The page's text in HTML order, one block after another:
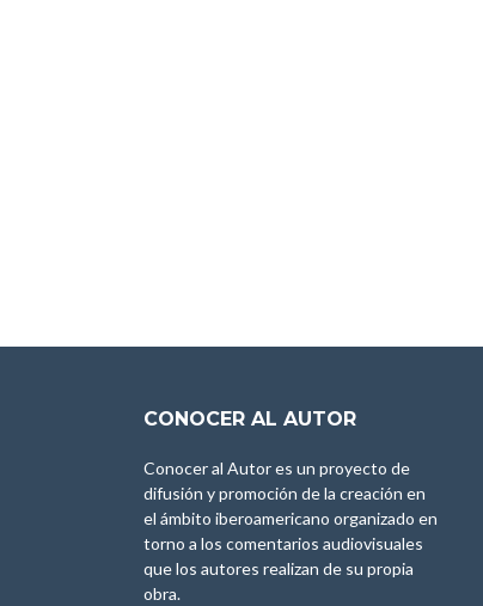
CONOCER AL AUTOR
Conocer al Autor es un proyecto de
difusión y promoción de la creación en
el ámbito iberoamericano organizado en
torno a los comentarios audiovisuales
que los autores realizan de su propia
obra.